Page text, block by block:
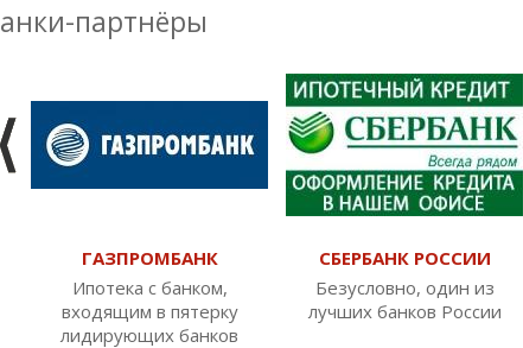
партнёры
ГАЗПРОМБАНК
Ипотека с банком,
входящим в пятерку
лидирующих банков
СБЕРБАНК РОССИИ
Безусловно, один из
лучших банков России